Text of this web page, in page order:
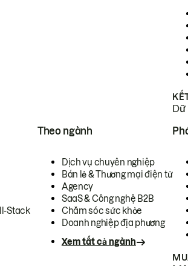
Dữ
Stack
Theo ngành
Dịch vụ chuyên nghiệp
Bán lẻ & Thương mại điện tử
Agency
SaaS & Công nghệ B2B
Chăm sóc sức khỏe
Doanh nghiệp địa phương
Xem tất cả ngành